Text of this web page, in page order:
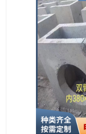
圆形检查井
混凝土检查井
企口水泥管
波纹管